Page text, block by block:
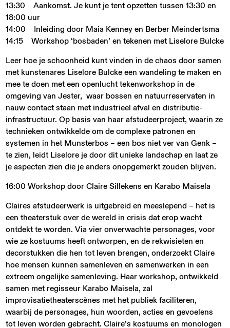
13:30 Aankomst. Je kunt je tent opzetten tussen 13:30 en
18:00 uur
14:00 Inleiding door Maia Kenney en Berber Meindertsma
14:15 Workshop ‘bosbaden’ en tekenen met Liselore Bulcke
Leer hoe je schoonheid kunt vinden in de chaos door samen
met kunstenares Liselore Bulcke een wandeling te maken en
mee te doen met een openlucht tekenworkshop in de
omgeving van Jester, waar bossen en natuurreservaten in
nauw contact staan met industrieel afval en distributie-
infrastructuur. Op basis van haar afstudeerproject, waarin ze
technieken ontwikkelde om de complexe patronen en
systemen in het Munsterbos – een bos niet ver van Genk –
te zien, leidt Liselore je door dit unieke landschap en laat ze
je aspecten zien die je anders onopgemerkt zouden blijven.
16:00 Workshop door Claire Sillekens en Karabo Maisela
Claires afstudeerwerk is uitgebreid en meeslepend – het is
een theaterstuk over de wereld in crisis dat erop wacht
ontdekt te worden. Via vier onverwachte personages, voor
wie ze kostuums heeft ontworpen, en de rekwisieten en
decorstukken die hen tot leven brengen, onderzoekt Claire
hoe mensen kunnen samenleven en samenwerken in een
extreem ongelijke samenleving. Haar workshop, ontwikkeld
samen met regisseur Karabo Maisela, zal
improvisatietheaterscènes met het publiek faciliteren,
waarbij de personages, hun woorden, acties en gevoelens
tot leven worden gebracht. Claire’s kostuums en monologen